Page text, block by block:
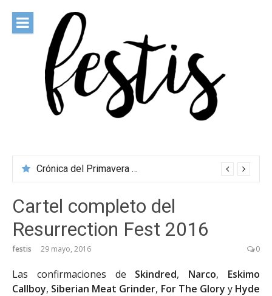
contenido
Crónica del Primavera Sound Porto 2026
Cartel completo del
Resurrection Fest 2016
festis 29 mayo, 2016 0
Las confirmaciones de Skindred, Narco, Eskimo
Callboy, Siberian Meat Grinder, For The Glory y Hyde